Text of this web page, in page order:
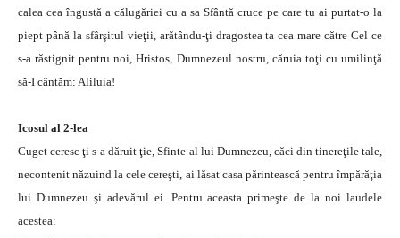
calea cea îngustă a călugăriei cu a sa Sfântă cruce pe care tu ai purtat-o la
piept până la sfârşitul vieţii, arătându-ţi dragostea ta cea mare către Cel ce
s-a răstignit pentru noi, Hristos, Dumnezeul nostru, căruia toţi cu umilinţă
să-I cântăm: Aliluia!
Icosul al 2-lea
Cuget ceresc ţi s-a dăruit ţie, Sfinte al lui Dumnezeu, căci din tinereţile tale,
necontenit năzuind la cele cereşti, ai lăsat casa părintească pentru împărăţia
lui Dumnezeu şi adevărul ei. Pentru aceasta primeşte de la noi laudele
acestea: